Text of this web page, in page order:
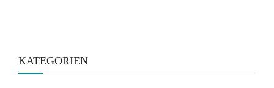
KATEGORIEN